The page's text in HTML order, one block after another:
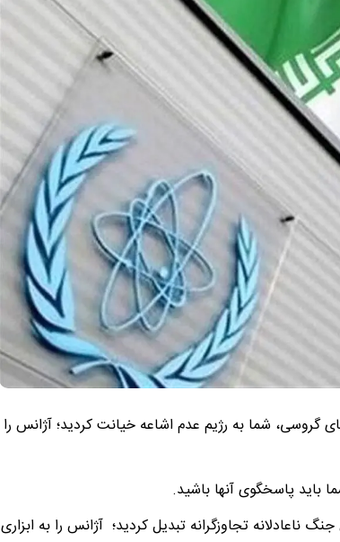
گروسی، شما به رژیم عدم اشاعه خیانت کردید؛ آژانس را
باید پاسخگوی آنها باشید.
ناعادلانه تجاوزگرانه تبدیل کردید؛ آژانس را به ابزاری